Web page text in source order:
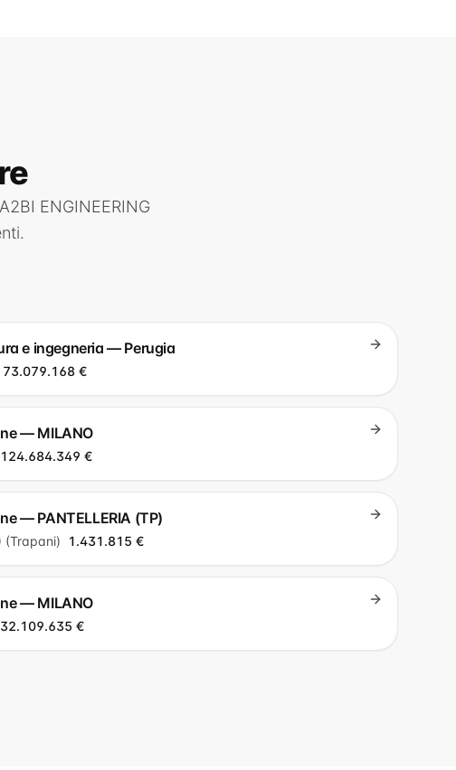
A2BI ENGINEERING
e ingegneria — Perugia
73.079.168 €
— MILANO
124.684.349 €
— PANTELLERIA (TP)
(Trapani) 1.431.815 €
— MILANO
32.109.635 €